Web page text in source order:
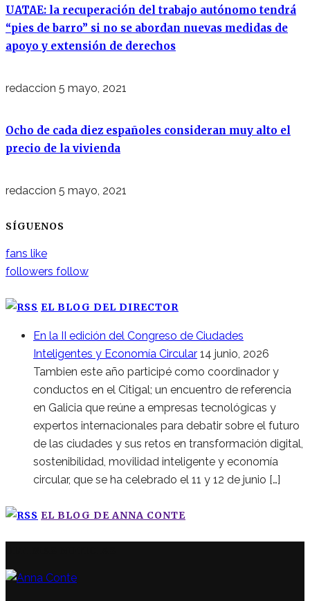
UATAE: la recuperación del trabajo autónomo tendrá
“pies de barro” si no se abordan nuevas medidas de
apoyo y extensión de derechos
redaccion 5 mayo, 2021
Ocho de cada diez españoles consideran muy alto el
precio de la vivienda
redaccion 5 mayo, 2021
SÍGUENOS
fans like
followers follow
EL BLOG DEL DIRECTOR
En la II edición del Congreso de Ciudades
Inteligentes y Economía Circular 14 junio, 2026
Tambien este año participé como coordinador y
conductos en el Citigal; un encuentro de referencia
en Galicia que reúne a empresas tecnológicas y
expertos internacionales para debatir sobre el futuro
de las ciudades y sus retos en transformación digital,
sostenibilidad, movilidad inteligente y economía
circular, que se ha celebrado el 11 y 12 de junio […]
EL BLOG DE ANNA CONTE